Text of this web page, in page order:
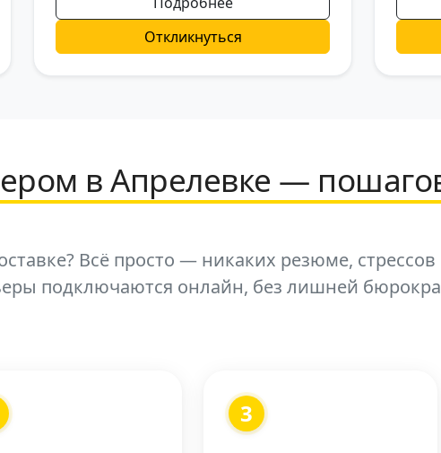
Откликнуться
в Апрелевке —
Всё просто — никаких резюме, стрессов
подключаются онлайн, без лишней
3